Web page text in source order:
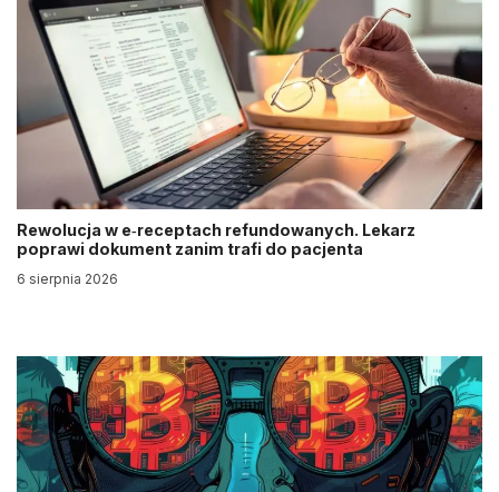
Rewolucja w e‑receptach refundowanych. Lekarz
poprawi dokument zanim trafi do pacjenta
6 sierpnia 2026